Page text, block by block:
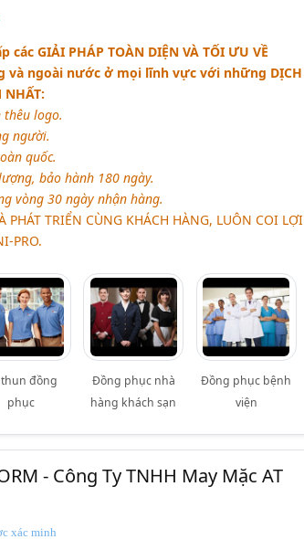
các GIẢI PHÁP TOÀN DIỆN VÀ TỐI ƯU VỀ
và ngoài nước ở mọi lĩnh vực với những DỊCH
NHẤT:
logo.
người.
quốc.
bảo hành 180 ngày.
vòng 30 ngày nhận hàng.
TRIỂN CÙNG KHÁCH HÀNG, LUÔN COI LỢI
PRO.
thun đồng
phục
Đồng phục nhà
hàng khách sạn
Đồng phục bệnh
viện
- Công Ty TNHH May Mặc AT
xác minh